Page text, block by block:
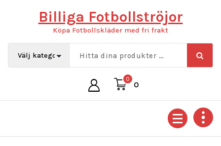
Billiga Fotbollströjor
Köpa Fotbollskläder med fri frakt
0
0